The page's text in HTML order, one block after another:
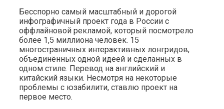
Бесспорно самый масштабный и дорогой
инфографичный проект года в России с
оффлайновой рекламой, который посмотрело
более 1,5 миллиона человек. 15
многостраничных интерактивных лонгридов,
объединённых одной идеей и сделанных в
одном стиле. Перевод на английский и
китайский языки. Несмотря на некоторые
проблемы с юзабилити, ставлю проект на
первое место.